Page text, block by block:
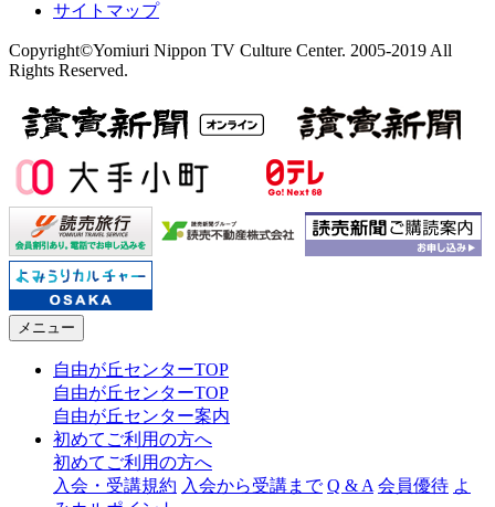
サイトマップ
Copyright©Yomiuri Nippon TV Culture Center. 2005-2019 All
Rights Reserved.
メニュー
自由が丘センターTOP
自由が丘センターTOP
自由が丘センター案内
初めてご利用の方へ
初めてご利用の方へ
入会・受講規約 入会から受講まで Q & A 会員優待 よ